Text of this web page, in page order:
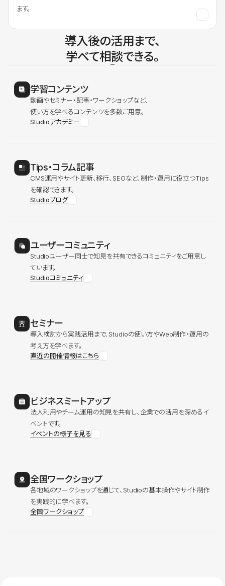
ます。
導入後の活用まで、
学べて相談できる。
学習コンテンツ
動画やセミナー・記事・ワークショップなど、
使い方を学べるコンテンツを多数ご用意。
Studioアカデミー
Tips・コラム記事
CMS運用やサイト更新、移行、SEOなど、制作・運用に役立つTips
を確認できます。
Studioブログ
ユーザーコミュニティ
Studioユーザー同士で知見を共有できるコミュニティをご用意し
ています。
Studioコミュニティ
セミナー
導入検討から実践活用まで、Studioの使い方やWeb制作・運用の
考え方を学べます。
直近の開催情報はこちら
ビジネスミートアップ
法人利用やチーム運用の知見を共有し、企業での活用を深めるイ
ベントです。
イベントの様子を見る
全国ワークショップ
各地域のワークショップを通じて、Studioの基本操作やサイト制作
を実践的に学べます。
全国ワークショップ